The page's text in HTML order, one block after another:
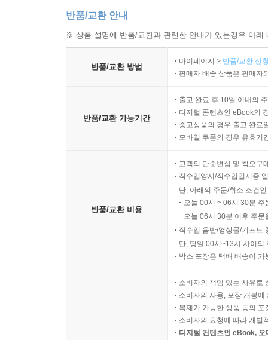
반품/교환 안내
※ 상품 설명에 반품/교환과 관련한 안내가 있는경우 아
반품/교환 방법
마이페이지 > 반품/교환 신
판매자 배송 상품은 판매자
반품/교환 가능기간
출고 완료 후 10일 이내의
디지털 콘텐츠인 eBook의
중고상품의 경우 출고 완료
모바일 쿠폰의 경우 유효기
반품/교환 비용
고객의 단순변심 및 착오구
직수입양서/직수입일서중
단, 아래의 주문/취소 조건
오늘 00시 ~ 06시 30분
오늘 06시 30분 이후 주
직수입 음반/영상물/기프트
단, 당일 00시~13시 사이의
박스 포장은 택배 배송이
소비자의 책임 있는 사유로
소비자의 사용, 포장 개봉
복제가 가능한 상품 등의
소비자의 요청에 따라 개별
디지털 컨텐츠인 eBook,